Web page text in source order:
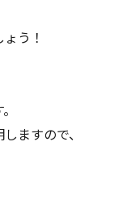
う！
ますので、